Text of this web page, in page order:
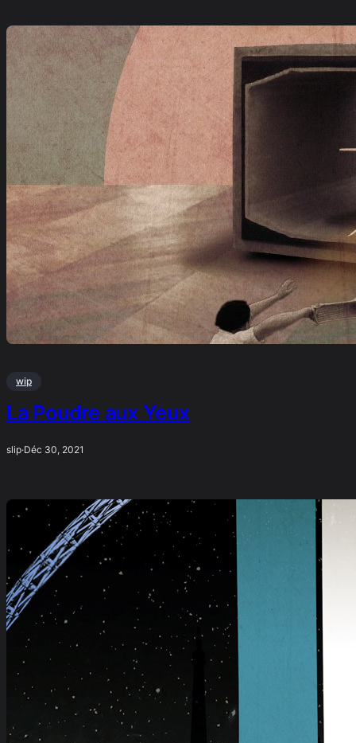
wip
La Poudre aux Yeux
slip·Déc 30, 2021